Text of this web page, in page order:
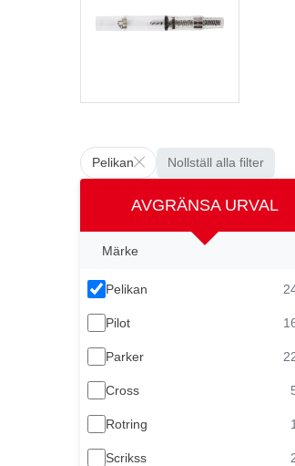
Pelikan Nollställ alla filter
AVGRÄNSA URVAL
Märke
Pelikan
Pilot
Parker
Cross
Rotring
Scrikss